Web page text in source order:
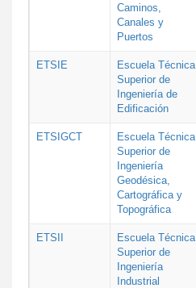
Caminos,
Canales y
Puertos
ETSIE
Escuela Técnica
Superior de
Ingeniería de
Edificación
ETSIGCT
Escuela Técnica
Superior de
Ingeniería
Geodésica,
Cartográfica y
Topográfica
ETSII
Escuela Técnica
Superior de
Ingeniería
Industrial